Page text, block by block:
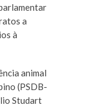
a
à
animal
(PSDB-
Studart